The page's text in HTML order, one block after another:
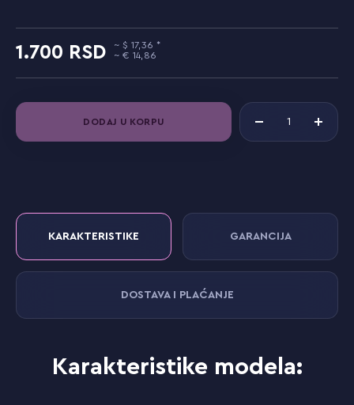
1.700
17,36
14,86
DODAJ U KORPU
KARAKTERISTIKE GARANCIJA
DOSTAVA I PLAĆANJE
Karakteristike modela: